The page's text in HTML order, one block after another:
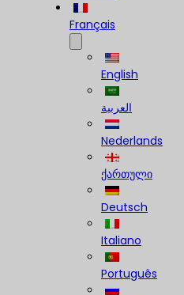
Français
English
العربية
Nederlands
ქართული
Deutsch
Italiano
Português